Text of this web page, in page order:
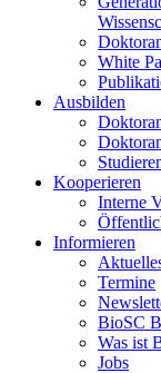
White
Ausbilden
Kooperieren
Interne
Informieren
Termine
BioSC
Was ist
Jobs